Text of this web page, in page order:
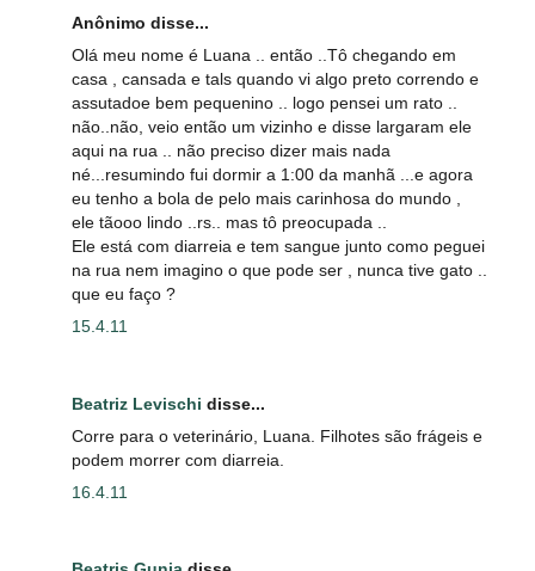
Anônimo disse...
Olá meu nome é Luana .. então ..Tô chegando em
casa , cansada e tals quando vi algo preto correndo e
assutadoe bem pequenino .. logo pensei um rato ..
não..não, veio então um vizinho e disse largaram ele
aqui na rua .. não preciso dizer mais nada
né...resumindo fui dormir a 1:00 da manhã ...e agora
eu tenho a bola de pelo mais carinhosa do mundo ,
ele tãooo lindo ..rs.. mas tô preocupada ..
Ele está com diarreia e tem sangue junto como peguei
na rua nem imagino o que pode ser , nunca tive gato ..
que eu faço ?
15.4.11
Beatriz Levischi disse...
Corre para o veterinário, Luana. Filhotes são frágeis e
podem morrer com diarreia.
16.4.11